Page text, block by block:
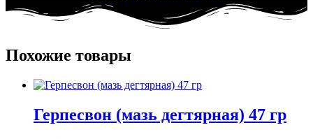
Похожие товары
Герпесвон (мазь дегтярная) 47 гр